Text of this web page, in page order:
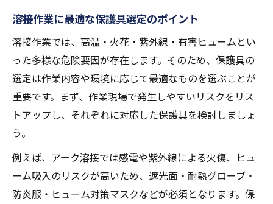
溶接作業に最適な保護具選定のポイント
溶接作業では、高温・火花・紫外線・有害ヒュームとい
った多様な危険要因が存在します。そのため、保護具の
選定は作業内容や環境に応じて最適なものを選ぶことが
重要です。まず、作業現場で発生しやすいリスクをリス
トアップし、それぞれに対応した保護具を検討しましょ
う。
例えば、アーク溶接では感電や紫外線による火傷、ヒュ
ーム吸入のリスクが高いため、遮光面・耐熱グローブ・
防炎服・ヒューム対策マスクなどが必須となります。保